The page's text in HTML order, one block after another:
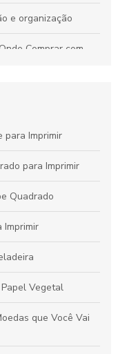
e organização
Comprar com
a entrega
para suas
suas
Descubra suas
para Imprimir
para Imprimir
Quadrado
Imprimir
Vegetal
que Você Vai